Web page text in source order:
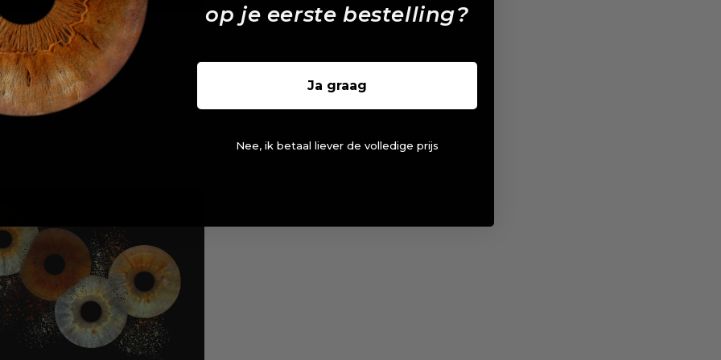
op je eerste bestelling?
Ja graag
Nee, ik betaal liever de volledige prijs